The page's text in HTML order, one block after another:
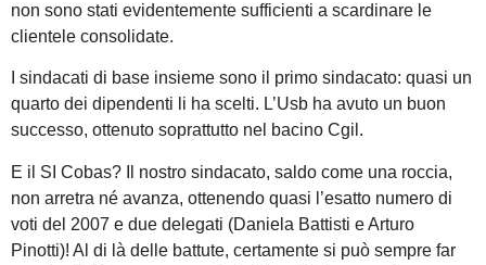
non sono stati evidentemente sufficienti a scardinare le
clientele consolidate.
I sindacati di base insieme sono il primo sindacato: quasi un
quarto dei dipendenti li ha scelti. L’Usb ha avuto un buon
successo, ottenuto soprattutto nel bacino Cgil.
E il SI Cobas? Il nostro sindacato, saldo come una roccia,
non arretra né avanza, ottenendo quasi l’esatto numero di
voti del 2007 e due delegati (Daniela Battisti e Arturo
Pinotti)! Al di là delle battute, certamente si può sempre far